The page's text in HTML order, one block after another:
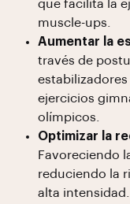
que facilita la
muscle-ups.
Aumentar la
través de
ejercicios
olímpicos.
Optimizar la
Favoreciendo
reduciendo la
alta intensidad.